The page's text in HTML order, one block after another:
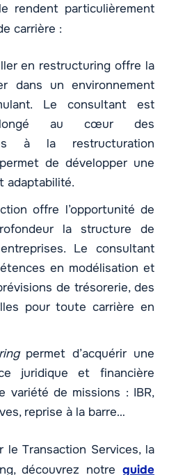
rendent particulièrement
carrière :
en restructuring offre la
dans un environnement
Le consultant est
au cœur des
à la restructuration
de développer une
adaptabilité.
offre l’opportunité de
la structure de
Le consultant
en modélisation et
de trésorerie, des
pour toute carrière en
permet d’acquérir une
juridique et financière
variété de missions : IBR,
reprise à la barre…
le Transaction Services, la
découvrez notre guide